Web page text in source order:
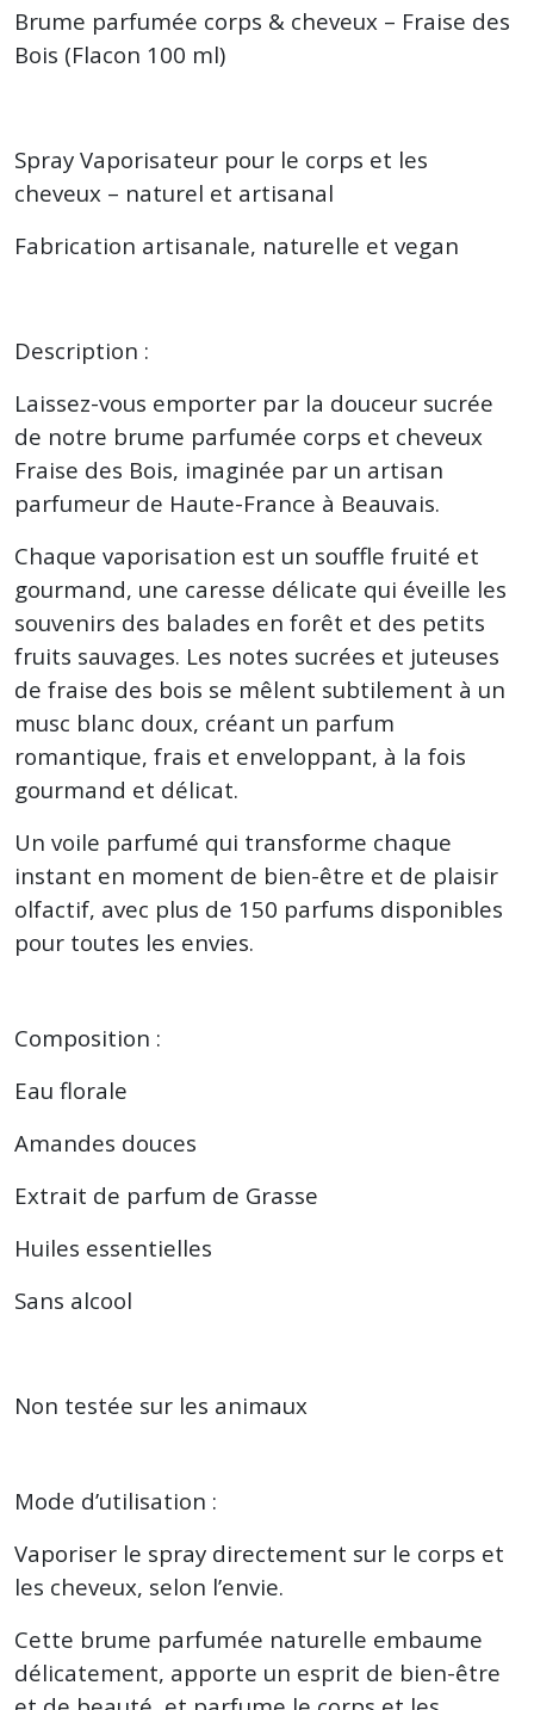
Brume parfumée corps & cheveux – Fraise des
Bois (Flacon 100 ml)
Spray Vaporisateur pour le corps et les
cheveux – naturel et artisanal
Fabrication artisanale, naturelle et vegan
Description :
Laissez-vous emporter par la douceur sucrée
de notre brume parfumée corps et cheveux
Fraise des Bois, imaginée par un artisan
parfumeur de Haute-France à Beauvais.
Chaque vaporisation est un souffle fruité et
gourmand, une caresse délicate qui éveille les
souvenirs des balades en forêt et des petits
fruits sauvages. Les notes sucrées et juteuses
de fraise des bois se mêlent subtilement à un
musc blanc doux, créant un parfum
romantique, frais et enveloppant, à la fois
gourmand et délicat.
Un voile parfumé qui transforme chaque
instant en moment de bien-être et de plaisir
olfactif, avec plus de 150 parfums disponibles
pour toutes les envies.
Composition :
Eau florale
Amandes douces
Extrait de parfum de Grasse
Huiles essentielles
Sans alcool
Non testée sur les animaux
Mode d’utilisation :
Vaporiser le spray directement sur le corps et
les cheveux, selon l’envie.
Cette brume parfumée naturelle embaume
délicatement, apporte un esprit de bien-être